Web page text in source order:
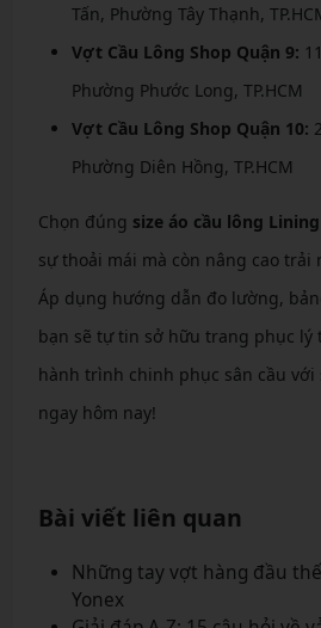
Tấn, Phường Tây Thạnh,
Vợt Cầu Lông Shop Quận 9:
Phường Phước Long, TP.HCM
Vợt Cầu Lông Shop Quận 10:
Phường Diên Hồng, TP.HCM
Chọn đúng size áo cầu lông Lining
sự thoải mái mà còn nâng cao
Áp dụng hướng dẫn đo lường,
bạn sẽ tự tin sở hữu trang phục lý
hành trình chinh phục sân cầu với
ngay hôm nay!
Bài viết liên quan
Những tay vợt hàng đầu
Yonex